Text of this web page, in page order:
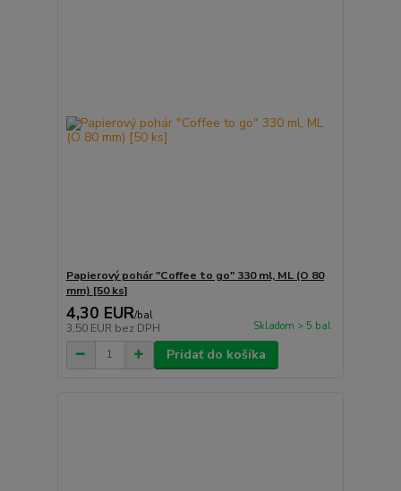
Papierový pohár "Coffee to go" 330 ml, ML (O 80
mm) [50 ks]
4,30 EUR/bal
3,50 EUR bez DPH Skladom > 5 bal
Pridať do košíka